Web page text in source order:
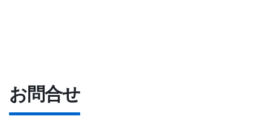
お問合せ